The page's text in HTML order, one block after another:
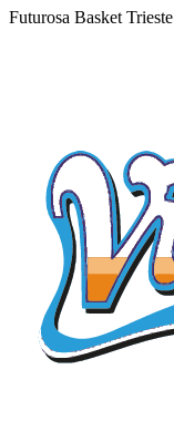
Futurosa Basket Trieste